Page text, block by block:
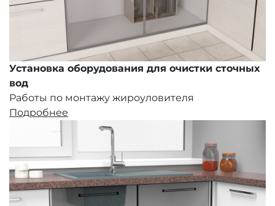
Установка оборудования для очистки сточных
вод
Работы по монтажу жироуловителя
Подробнее